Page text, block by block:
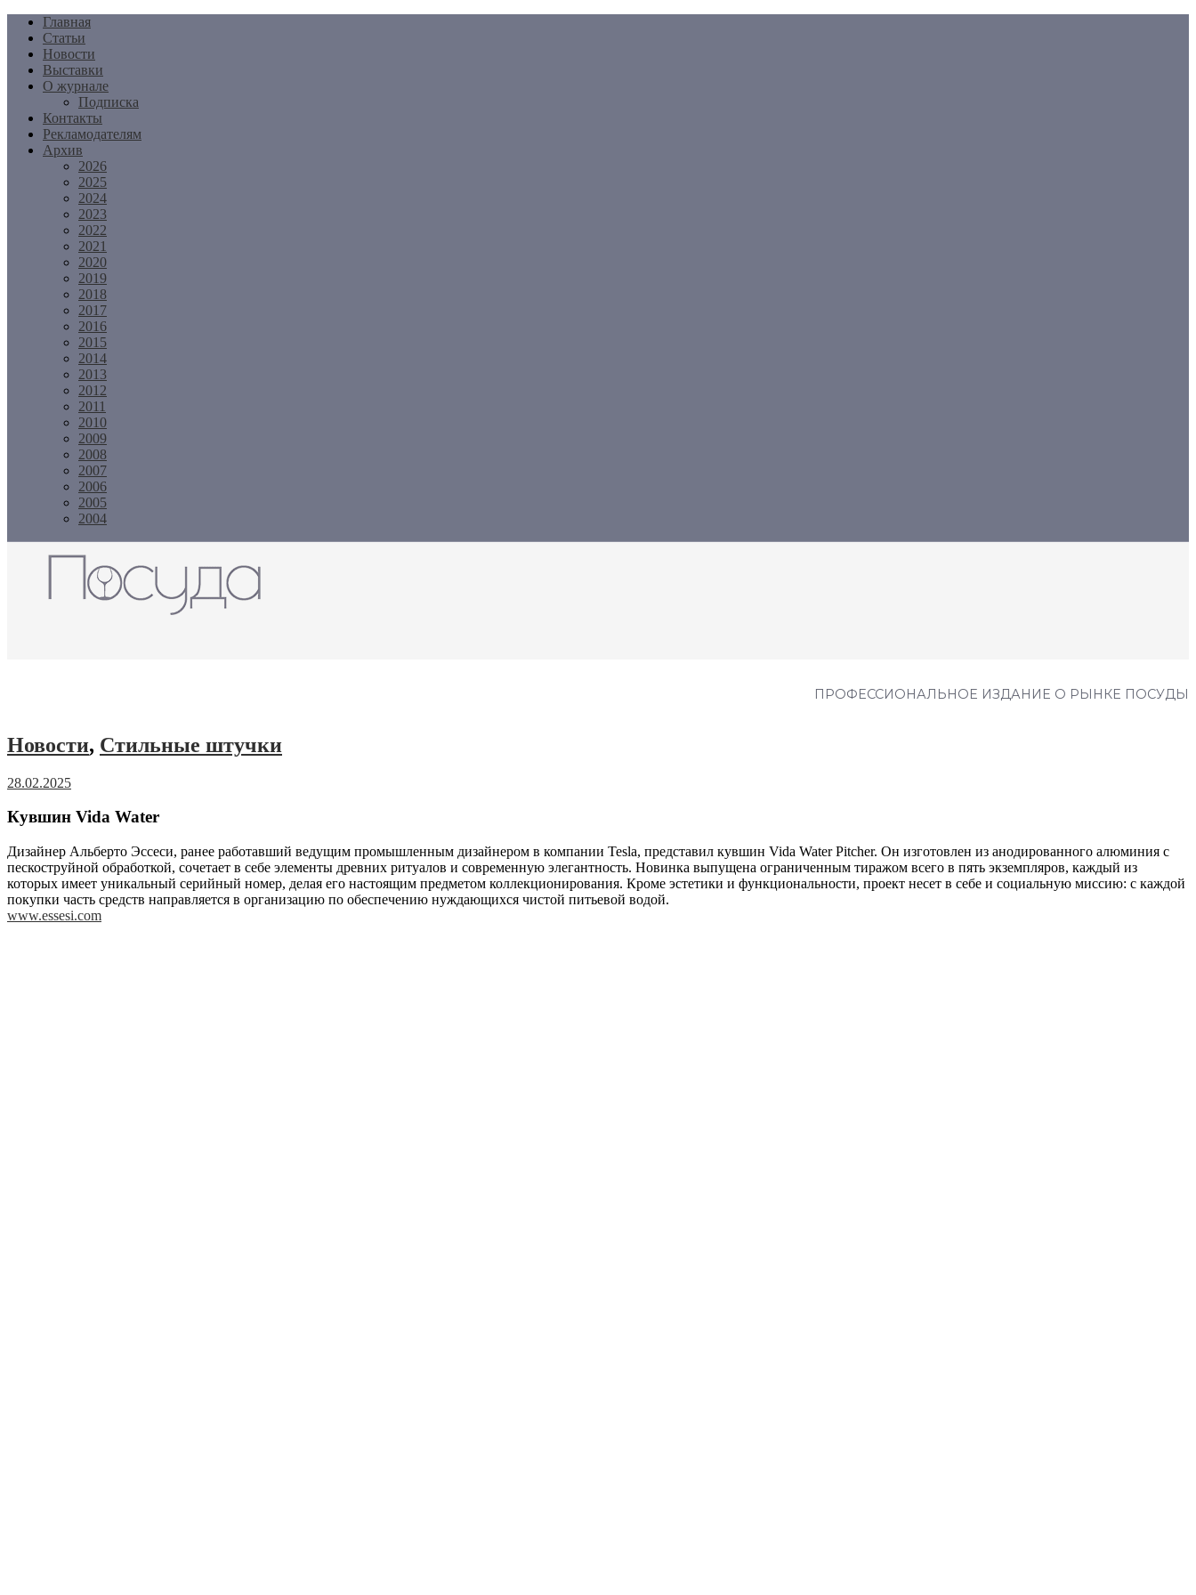
Перейти
содержимому
Главная
Статьи
Новости
Выставки
О журнале
Подписка
Контакты
Рекламодателям
Архив
2026
2025
2024
2023
2022
2021
2020
2019
2018
2017
2016
2015
2014
2013
2012
2011
2010
2009
2008
2007
2006
2005
2004
ПРОФЕССИОНАЛЬНОЕ ИЗДАНИЕ О РЫНКЕ ПОСУДЫ
Новости, Стильные штучки
28.02.2025
Кувшин Vida Water
Дизайнер Альберто Эссеси, ранее работавший ведущим промышленным дизайнером в компании Tesla, представил кувшин Vida Water Pitcher. Он изготовлен из анодированного алюминия с
пескоструйной обработкой, сочетает в себе элементы древних ритуалов и современную элегантность. Новинка выпущена ограниченным тиражом всего в пять экземпляров, каждый из
которых имеет уникальный серийный номер, делая его настоящим предметом коллекционирования. Кроме эстетики и функциональности, проект несет в себе и социальную миссию: с каждой
покупки часть средств направляется в организацию по обеспечению нуждающихся чистой питьевой водой.
www.essesi.com